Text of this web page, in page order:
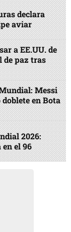
declara
aviar
a EE.UU. de
de paz tras
Messi
en Bota
2026:
el 96